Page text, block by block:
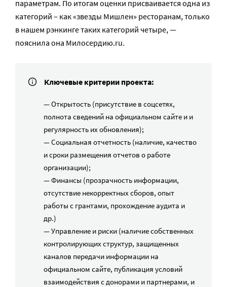
параметрам. По итогам оценки присваивается одна из
категорий – как «звезды Мишлен» ресторанам, только
в нашем рэнкинге таких категорий четыре, —
пояснила она Милосердию.ru.
Ключевые критерии проекта:
— Открытость (присутствие в соцсетях,
полнота сведений на официальном сайте и и
регулярность их обновления);
— Социальная отчетность (наличие, качество
и сроки размещения отчетов о работе
организации);
— Финансы (прозрачность информации,
отсутствие некорректных сборов, опыт
работы с грантами, прохождение аудита и
др.)
— Управление и риски (наличие собственных
контролирующих структур, защищенных
каналов передачи информации на
официальном сайте, публикация условий
взаимодействия с донорами и партнерами, и